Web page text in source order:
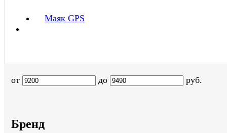
Маяк GPS
от до руб.
Бренд